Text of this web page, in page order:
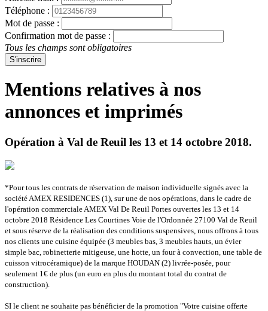
Téléphone :
Mot de passe :
Confirmation mot de passe :
Tous les champs sont obligatoires
S'inscrire
Mentions relatives à nos
annonces et imprimés
Opération à Val de Reuil les 13 et 14 octobre 2018.
*Pour tous les contrats de réservation de maison individuelle signés avec la
société AMEX RESIDENCES (1), sur une de nos opérations, dans le cadre de
l'opération commerciale AMEX Val De Reuil Portes ouvertes les 13 et 14
octobre 2018 Résidence Les Courtines Voie de l'Ordonnée 27100 Val de Reuil
et sous réserve de la réalisation des conditions suspensives, nous offrons à tous
nos clients une cuisine équipée (3 meubles bas, 3 meubles hauts, un évier
simple bac, robinetterie mitigeuse, une hotte, un four à convection, une table de
cuisson vitrocéramique) de la marque HOUDAN (2) livrée-posée, pour
seulement 1€ de plus (un euro en plus du montant total du contrat de
construction).
SI le client ne souhaite pas bénéficier de la promotion "Votre cuisine offerte